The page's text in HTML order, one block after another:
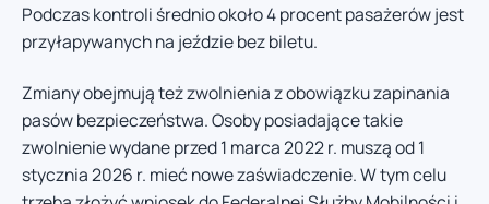
Podczas kontroli średnio około 4 procent pasażerów jest
przyłapywanych na jeździe bez biletu.
Zmiany obejmują też zwolnienia z obowiązku zapinania
pasów bezpieczeństwa. Osoby posiadające takie
zwolnienie wydane przed 1 marca 2022 r. muszą od 1
stycznia 2026 r. mieć nowe zaświadczenie. W tym celu